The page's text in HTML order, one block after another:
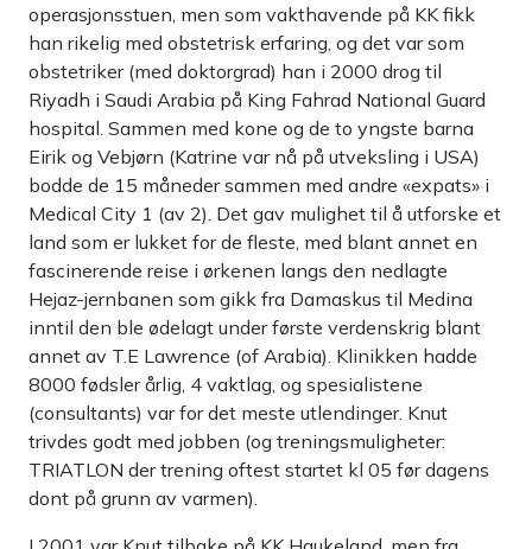
operasjonsstuen, men som vakthavende på KK fikk
han rikelig med obstetrisk erfaring, og det var som
obstetriker (med doktorgrad) han i 2000 drog til
Riyadh i Saudi Arabia på King Fahrad National Guard
hospital. Sammen med kone og de to yngste barna
Eirik og Vebjørn (Katrine var nå på utveksling i USA)
bodde de 15 måneder sammen med andre «expats» i
Medical City 1 (av 2). Det gav mulighet til å utforske et
land som er lukket for de fleste, med blant annet en
fascinerende reise i ørkenen langs den nedlagte
Hejaz-jernbanen som gikk fra Damaskus til Medina
inntil den ble ødelagt under første verdenskrig blant
annet av T.E Lawrence (of Arabia). Klinikken hadde
8000 fødsler årlig, 4 vaktlag, og spesialistene
(consultants) var for det meste utlendinger. Knut
trivdes godt med jobben (og treningsmuligheter:
TRIATLON der trening oftest startet kl 05 før dagens
dont på grunn av varmen).